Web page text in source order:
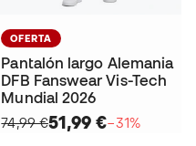
OFERTA
Pantalón largo Alemania
DFB Fanswear Vis-Tech
Mundial 2026
74,99 €51,99 €−31%